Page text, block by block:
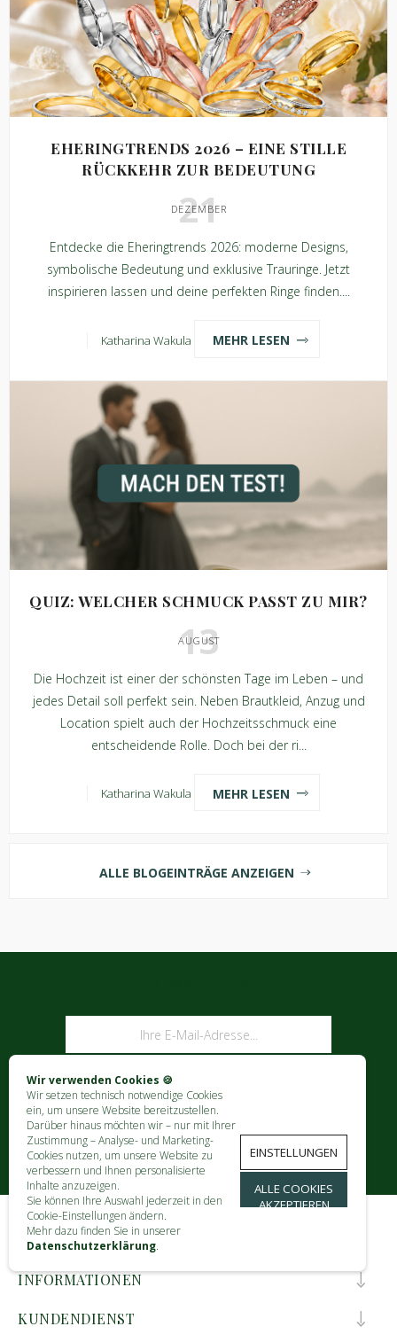
EHERINGTRENDS 2026 – EINE STILLE
RÜCKKEHR ZUR BEDEUTUNG
21
DEZEMBER
Entdecke die Eheringtrends 2026: moderne Designs,
symbolische Bedeutung und exklusive Trauringe. Jetzt
inspirieren lassen und deine perfekten Ringe finden....
Katharina Wakula MEHR LESEN
QUIZ: WELCHER SCHMUCK PASST ZU MIR?
13
AUGUST
Die Hochzeit ist einer der schönsten Tage im Leben – und
jedes Detail soll perfekt sein. Neben Brautkleid, Anzug und
Location spielt auch der Hochzeitsschmuck eine
entscheidende Rolle. Doch bei der ri...
Katharina Wakula MEHR LESEN
ALLE BLOGEINTRÄGE ANZEIGEN
Wir verwenden Cookies 🍪
Wir setzen technisch notwendige Cookies
ein, um unsere Website bereitzustellen.
Darüber hinaus möchten wir – nur mit Ihrer
Zustimmung – Analyse- und Marketing-
Cookies nutzen, um unsere Website zu
verbessern und Ihnen personalisierte
Inhalte anzuzeigen.
Sie können Ihre Auswahl jederzeit in den
Cookie-Einstellungen ändern.
Mehr dazu finden Sie in unserer
Datenschutzerklärung.
EINSTELLUNGEN
ALLE COOKIES
AKZEPTIEREN
ABONNIEREN
KONTAKT
INFORMATIONEN
KUNDENDIENST